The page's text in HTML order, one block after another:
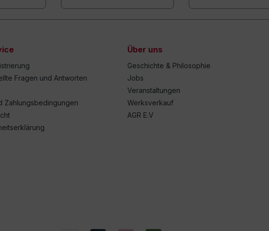
Fragen und Antworten
Zahlungsbedingungen
Über uns
Geschichte & Philosophie
Jobs
Veranstaltungen
Werksverkauf
AGR E.V